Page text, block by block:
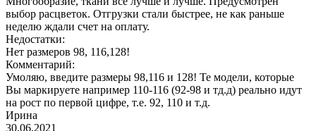
выбор расцветок. Отгрузки стали быстрее, не как раньше
неделю ждали счет на оплату.
Недостатки:
Нет размеров 98, 116,128!
Комментарий:
Умоляю, введите размеры 98,116 и 128! Те модели, которые
Вы маркируете например 110-116 (92-98 и тд.д) реально идут
на рост по первой цифре, т.е. 92, 110 и т.д.
Ирина
30.06.2021